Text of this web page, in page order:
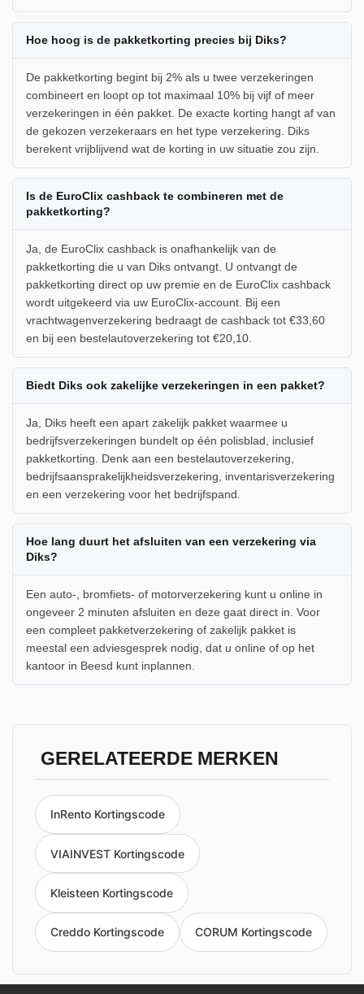
Hoe hoog is de pakketkorting precies bij Diks?
De pakketkorting begint bij 2% als u twee verzekeringen
combineert en loopt op tot maximaal 10% bij vijf of meer
verzekeringen in één pakket. De exacte korting hangt af van
de gekozen verzekeraars en het type verzekering. Diks
berekent vrijblijvend wat de korting in uw situatie zou zijn.
Is de EuroClix cashback te combineren met de
pakketkorting?
Ja, de EuroClix cashback is onafhankelijk van de
pakketkorting die u van Diks ontvangt. U ontvangt de
pakketkorting direct op uw premie en de EuroClix cashback
wordt uitgekeerd via uw EuroClix-account. Bij een
vrachtwagenverzekering bedraagt de cashback tot €33,60
en bij een bestelautoverzekering tot €20,10.
Biedt Diks ook zakelijke verzekeringen in een pakket?
Ja, Diks heeft een apart zakelijk pakket waarmee u
bedrijfsverzekeringen bundelt op één polisblad, inclusief
pakketkorting. Denk aan een bestelautoverzekering,
bedrijfsaansprakelijkheidsverzekering, inventarisverzekering
en een verzekering voor het bedrijfspand.
Hoe lang duurt het afsluiten van een verzekering via
Diks?
Een auto-, bromfiets- of motorverzekering kunt u online in
ongeveer 2 minuten afsluiten en deze gaat direct in. Voor
een compleet pakketverzekering of zakelijk pakket is
meestal een adviesgesprek nodig, dat u online of op het
kantoor in Beesd kunt inplannen.
GERELATEERDE MERKEN
InRento Kortingscode
VIAINVEST Kortingscode
Kleisteen Kortingscode
Creddo Kortingscode CORUM Kortingscode